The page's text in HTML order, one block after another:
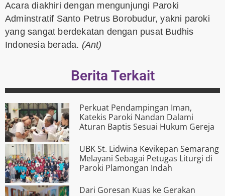
Acara diakhiri dengan mengunjungi Paroki
Adminstratif Santo Petrus Borobudur, yakni paroki
yang sangat berdekatan dengan pusat Budhis
Indonesia berada. (Ant)
Berita Terkait
Perkuat Pendampingan Iman,
Katekis Paroki Nandan Dalami
Aturan Baptis Sesuai Hukum Gereja
UBK St. Lidwina Kevikepan Semarang
Melayani Sebagai Petugas Liturgi di
Paroki Plamongan Indah
Dari Goresan Kuas ke Gerakan